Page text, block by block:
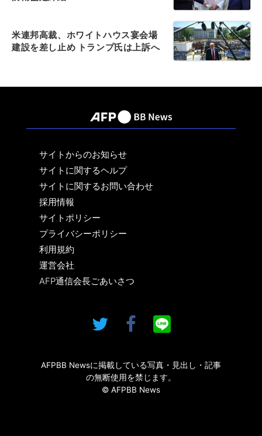
米連邦高裁、ホワイトハウス宴会場
建設を差し止め トランプ氏は上訴へ
サイトからのお知らせ
サイトに関するヘルプ
サイトに関するお問い合わせ
採用情報
サイトポリシー
プライバシーポリシー
利用規約
運営会社
AFP通信会長ごあいさつ
AFPBB Newsに掲載している写真・見出し・記事
の無断使用を禁じます。
© AFPBB News